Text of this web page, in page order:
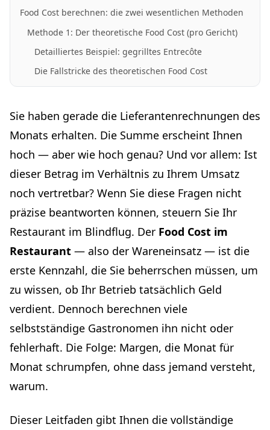
Food Cost berechnen: die zwei wesentlichen Methoden
Methode 1: Der theoretische Food Cost (pro Gericht)
Detailliertes Beispiel: gegrilltes Entrecôte
Die Fallstricke des theoretischen Food Cost
Methode 2: Der tatsächliche Food Cost (monatliche
Konkretes Beispiel für einen Monat
Die Abweichung zwischen Theorie und Realität: Ihr
Frühwarnsignal
So erstellen Sie Ihre Rezeptkalkulationen
Was eine vollständige Rezeptkalkulation enthält
Praxistipp: Beginnen Sie mit Ihren 10 meistverkauften
Die Zubereitungsausbeute berücksichtigen
Preise regelmäßig aktualisieren
Ihren Food Cost optimieren, ohne die Qualität zu opfern
Ihre Speisekarte mit Menu Engineering optimieren
Mit Ihren Lieferanten verhandeln
Lebensmittelverschwendung strukturiert reduzieren
Ihre Verkaufspreise anpassen
Die Inventur: Grundpfeiler des Systems
Sie haben gerade die Lieferantenrechnungen des
Monats erhalten. Die Summe erscheint Ihnen
hoch — aber wie hoch genau? Und vor allem: Ist
dieser Betrag im Verhältnis zu Ihrem Umsatz
noch vertretbar? Wenn Sie diese Fragen nicht
präzise beantworten können, steuern Sie Ihr
Restaurant im Blindflug. Der Food Cost im
Restaurant — also der Wareneinsatz — ist die
erste Kennzahl, die Sie beherrschen müssen, um
zu wissen, ob Ihr Betrieb tatsächlich Geld
verdient. Dennoch berechnen viele
selbstständige Gastronomen ihn nicht oder
fehlerhaft. Die Folge: Margen, die Monat für
Monat schrumpfen, ohne dass jemand versteht,
warum.
Dieser Leitfaden gibt Ihnen die vollständige